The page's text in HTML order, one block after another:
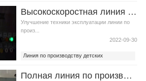
линия по производству подгузников
Высокоскоростная линия по производству детских подгузников производитель Видео
Улучшение техники эксплуатации линии по
произ...
2022-09-30
Линия по производству детских
машина для производства детских
Полная линия по производству пеленок для новорожденных в форме буквы "Т" видео